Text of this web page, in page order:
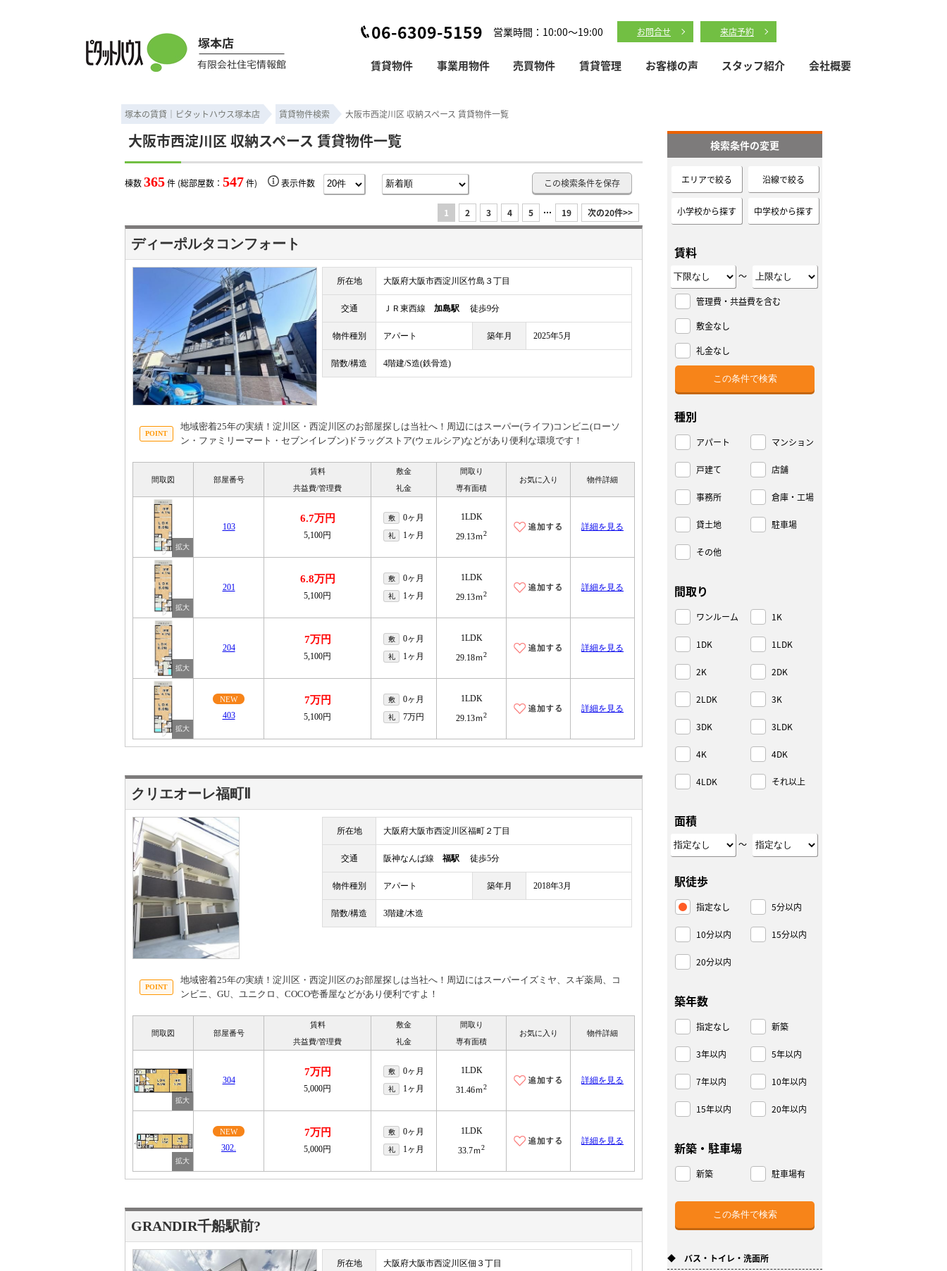
06-6309-5159 営業時間：10:00～19:00 お問合せ 来店予約
賃貸物件 事業用物件 売買物件 賃貸管理 お客様の声 スタッフ紹介 会社概要
塚本の賃貸｜ピタットハウス塚本店 賃貸物件検索 大阪市西淀川区 収納スペース 賃貸物件一覧
大阪市西淀川区 収納スペース 賃貸物件一覧
棟数365件 (総部屋数： 547件) 表示件数 この検索条件を保存
1 2 3 4 5 ... 19 次の20件>>
ディーポルタコンフォート
所在地 大阪府大阪市西淀川区竹島３丁目
交通 ＪＲ東西線 加島駅 徒歩9分
物件種別 アパート 築年月 2025年5月
階数/構造 4階建/S造(鉄骨造)
地域密着25年の実績！淀川区・西淀川区のお部屋探しは当社へ！周辺にはスーパー(ライフ)コンビニ(ローソ
ン・ファミリーマート・セブンイレブン)ドラッグストア(ウェルシア)などがあり便利な環境です！
間取図 部屋番号
賃料
共益費/管理費
敷金
礼金
間取り
専有面積
お気に入り 物件詳細
103
6.7万円
5,100円
敷 0ヶ月
礼 1ヶ月
1LDK
29.13ｍ2
詳細を見る
201
6.8万円
5,100円
敷 0ヶ月
礼 1ヶ月
1LDK
29.13ｍ2
詳細を見る
204
7万円
5,100円
敷 0ヶ月
礼 1ヶ月
1LDK
29.18ｍ2
詳細を見る
NEW
403
7万円
5,100円
敷 0ヶ月
礼 7万円
1LDK
29.13ｍ2
詳細を見る
クリエオーレ福町Ⅱ
所在地 大阪府大阪市西淀川区福町２丁目
交通 阪神なんば線 福駅 徒歩5分
物件種別 アパート 築年月 2018年3月
階数/構造 3階建/木造
地域密着25年の実績！淀川区・西淀川区のお部屋探しは当社へ！周辺にはスーパーイズミヤ、スギ薬局、コ
ンビニ、GU、ユニクロ、COCO壱番屋などがあり便利ですよ！
間取図 部屋番号
賃料
共益費/管理費
敷金
礼金
間取り
専有面積
お気に入り 物件詳細
304
7万円
5,000円
敷 0ヶ月
礼 1ヶ月
1LDK
31.46ｍ2
詳細を見る
NEW
302.
7万円
5,000円
敷 0ヶ月
礼 1ヶ月
1LDK
33.7ｍ2
詳細を見る
GRANDIR千船駅前?
所在地 大阪府大阪市西淀川区佃３丁目
検索条件の変更
エリアで絞る 沿線で絞る
小学校から探す 中学校から探す
賃料
～
管理費・共益費を含む
敷金なし
礼金なし
種別
アパート マンション
戸建て 店舗
事務所 倉庫・工場
貸土地 駐車場
その他
間取り
ワンルーム 1K
1DK 1LDK
2K 2DK
2LDK 3K
3DK 3LDK
4K 4DK
4LDK それ以上
面積
～
駅徒歩
指定なし 5分以内
10分以内 15分以内
20分以内
築年数
指定なし 新築
3年以内 5年以内
7年以内 10年以内
15年以内 20年以内
新築・駐車場
新築 駐車場有
◆ バス・トイレ・洗面所